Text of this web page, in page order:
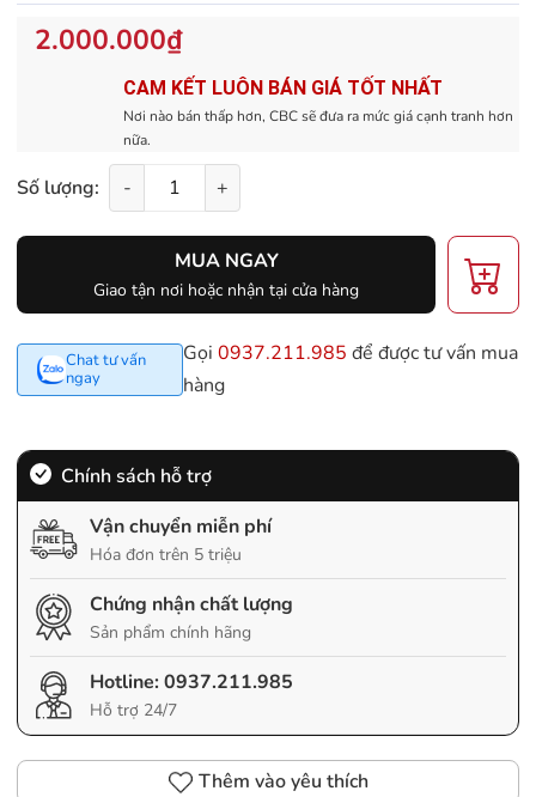
2.000.000₫
CAM KẾT LUÔN BÁN GIÁ TỐT NHẤT
Nơi nào bán thấp hơn, CBC sẽ đưa ra mức giá cạnh tranh hơn
nữa.
Số lượng: - +
MUA NGAY
Giao tận nơi hoặc nhận tại cửa hàng
Chat tư vấn
ngay
Gọi 0937.211.985 để được tư vấn mua
hàng
Chính sách hỗ trợ
Vận chuyển miễn phí
Hóa đơn trên 5 triệu
Chứng nhận chất lượng
Sản phẩm chính hãng
Hotline:0937.211.985
Hỗ trợ 24/7
Thêm vào yêu thích